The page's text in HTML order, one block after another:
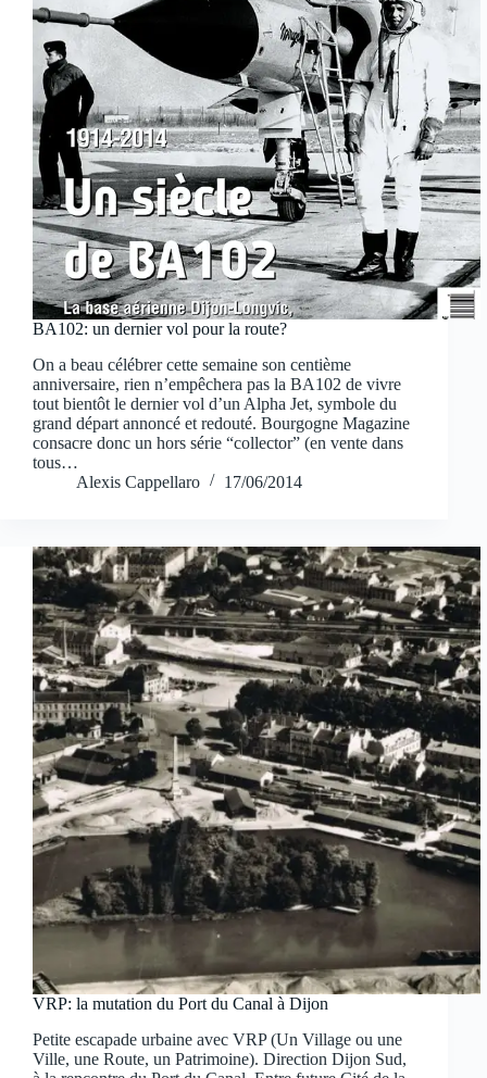
BA102: un dernier vol pour la route?
On a beau célébrer cette semaine son centième
anniversaire, rien n’empêchera pas la BA102 de vivre
tout bientôt le dernier vol d’un Alpha Jet, symbole du
grand départ annoncé et redouté. Bourgogne Magazine
consacre donc un hors série “collector” (en vente dans
tous…
Alexis Cappellaro
17/06/2014
VRP: la mutation du Port du Canal à Dijon
Petite escapade urbaine avec VRP (Un Village ou une
Ville, une Route, un Patrimoine). Direction Dijon Sud,